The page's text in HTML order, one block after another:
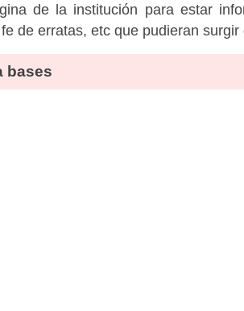
de la institución para estar
de erratas, etc que pudieran
bases